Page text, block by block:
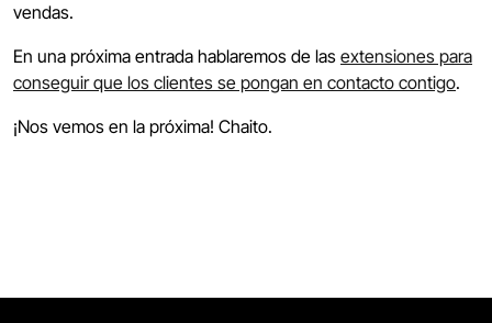
vendas.
En una próxima entrada hablaremos de las extensiones para
conseguir que los clientes se pongan en contacto contigo.
¡Nos vemos en la próxima! Chaito.